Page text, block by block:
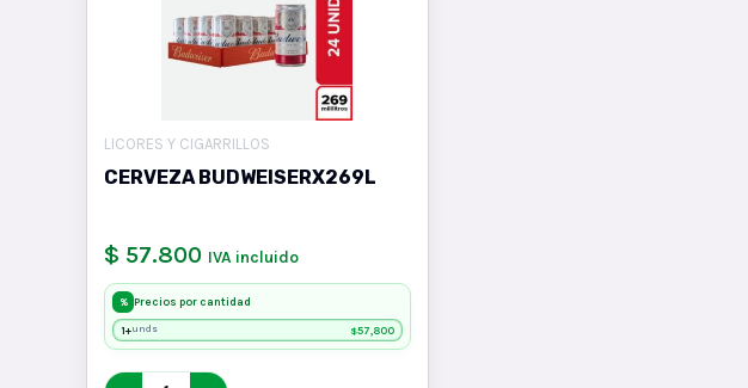
LICORES Y CIGARRILLOS
CERVEZA BUDWEISERX269L
$ 57.800 IVA incluido
% Precios por cantidad
1+unds $57,800